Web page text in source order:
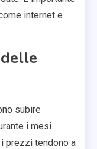
internet e
subire
i mesi
prezzi tendono a